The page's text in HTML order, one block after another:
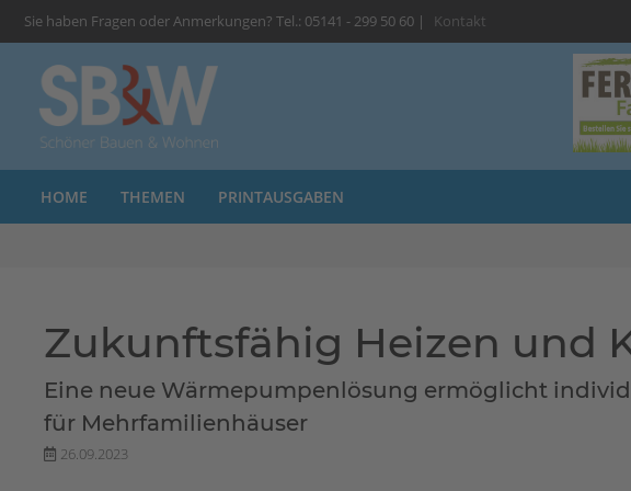
Sie haben Fragen oder Anmerkungen? Tel.: 05141 - 299 50 60 | Kontakt
HOME THEMEN PRINTAUSGABEN
Zukunftsfähig Heizen und
Eine neue Wärmepumpenlösung ermöglicht
für Mehrfamilienhäuser
26.09.2023